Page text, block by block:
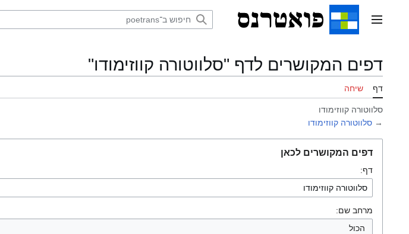
תפריט ראשי
דפים המקושרים לדף "סלווטורה קווזימודו"
דף שיחה
סלווטורה קווזימודו
→ סלווטורה קווזימודו
דפים המקושרים לכאן
דף:
מרחב שם:
הכול